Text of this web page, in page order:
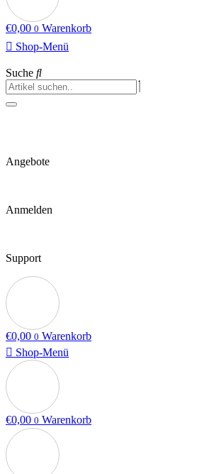
€0,00 0 Warenkorb
Shop-Menü
Suche
Angebote
Anmelden
Support
€0,00 0 Warenkorb
Shop-Menü
€0,00 0 Warenkorb